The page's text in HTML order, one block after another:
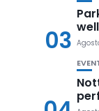
03